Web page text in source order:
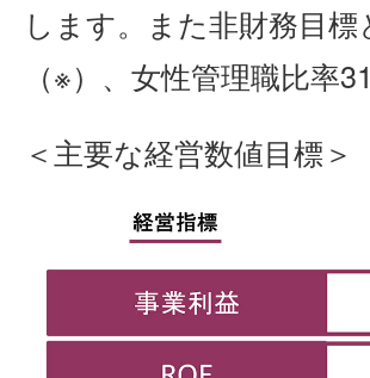
します。また非財務目
（※）、女性管理職比率
＜主要な経営数値目標＞